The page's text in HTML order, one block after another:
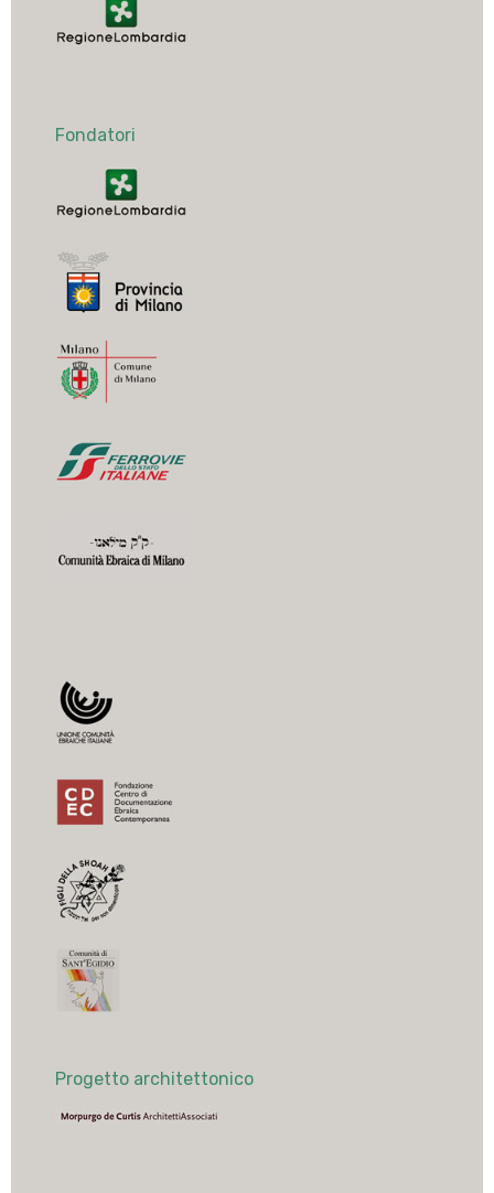
Fondatori
Progetto architettonico